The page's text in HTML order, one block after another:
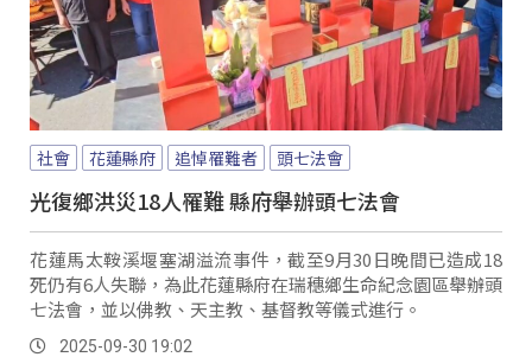
社會 花蓮縣府 追悼罹難者 頭七法會
光復鄉洪災18人罹難 縣府舉辦頭七法會
花蓮馬太鞍溪堰塞湖溢流事件，截至9月30日晚間已造成18
死仍有6人失聯，為此花蓮縣府在瑞穗鄉生命紀念園區舉辦頭
七法會，並以佛教、天主教、基督教等儀式進行。
2025-09-30 19:02